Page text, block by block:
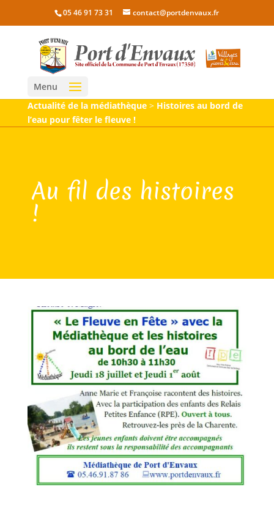
05 46 91 73 31 contact@portdenvaux.fr
Menu
Actualité de la médiathèque> Histoires au bord de
l’eau pour fêter le fleuve !
Au fil des histoires
!